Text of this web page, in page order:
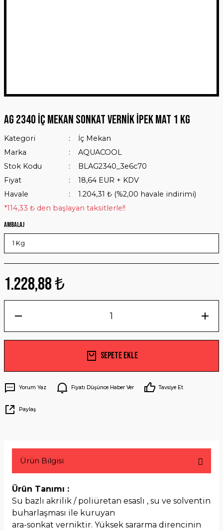
AG 2340 İÇ MEKAN SONKAT VERNİK İPEK MAT 1 Kg
Kategori
İç Mekan
Marka
AQUACOOL
Stok Kodu
BLAG2340_3e6c70
Fiyat
18,64 EUR + KDV
Havale
1.204,31 ₺ (%2,00 havale indirimi)
*114,33 ₺ den başlayan taksitlerle!!
Ambalaj
1.228,88 ₺
Sepete Ekle
Yorum Yaz Fiyatı Düşünce Haber Ver Tavsiye Et
Paylaş
Ürün Bilgisi
Ürün Tanımı :
Su bazlı akrilik / poliüretan esaslı , su ve solventin
buharlaşması ile kuruyan
ara-sonkat verniktir. Yüksek sararma direncinin